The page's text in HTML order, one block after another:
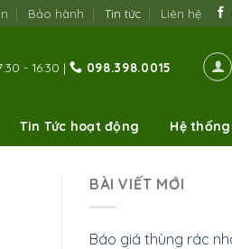
Bảo hành Tin tức Liên hệ
- 16:30 | 098.398.0015
Tin Tức hoạt động Hệ
BÀI VIẾT MỚI
Báo giá thùng rác